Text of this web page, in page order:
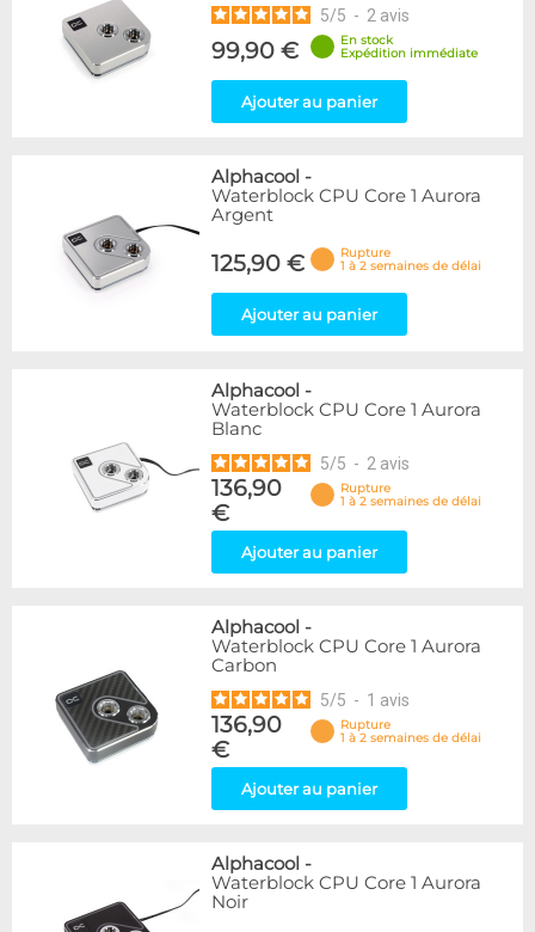
5/5 - 2 avis
99,90 €
En stock
Expédition immédiate
Ajouter au panier
Alphacool -
Waterblock CPU Core 1 Aurora
Argent
125,90 €
Rupture
1 à 2 semaines de délai
Ajouter au panier
Alphacool -
Waterblock CPU Core 1 Aurora
Blanc
5/5 - 2 avis
136,90
€
Rupture
1 à 2 semaines de délai
Ajouter au panier
Alphacool -
Waterblock CPU Core 1 Aurora
Carbon
5/5 - 1 avis
136,90
€
Rupture
1 à 2 semaines de délai
Ajouter au panier
Alphacool -
Waterblock CPU Core 1 Aurora
Noir